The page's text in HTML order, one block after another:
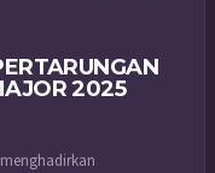
2025